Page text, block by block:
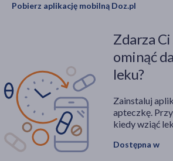
Pobierz aplikację mobilną Doz.pl
Zdarza Ci
ominąć
leku?
Zainstaluj
apteczkę.
kiedy wziąć
Dostępna w